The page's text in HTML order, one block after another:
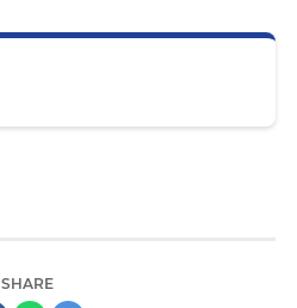
SHARE